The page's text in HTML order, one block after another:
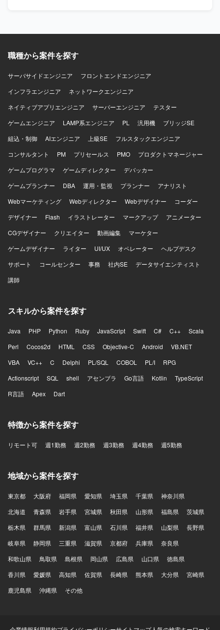
したソースコード管理を行い、Dockerによるコンテナ化さ
やAI駆動開発の取り組みも行っており、これらの技術要素
を取り入れた開発スタイルとなります。
魅力】 既存システムのエンハンス開発を通じて、設計から
開発との協業を通じてコミュニケーション力やマネジメン
ト力も磨いていただけます。生成AIの業務活用にも取り組
めるため、最新技術の活用経験を積むことができます。
【開発環境】 Javaを用いたWebアプリケーション開発環境
となっております。ApacheおよびRDBを利用したシステム
でいただけます。
職種から案件を探す
サーバサイドエンジニア
フロントエンドエンジニア
インフラエンジニア
ネットワークエンジニア
ネイティブアプリエンジニア
サーバーエンジニア
テスター
ゲームエンジニア
LAMP系エンジニア PL 汎用機
ブリッジSE
組込・制御
AIエンジニア 上級SE
フルスタックエンジニア
コンサルタント
PM プリセールス PMO
プロダクトマネージャー
ゲームプログラマ
ゲームディレクター
デバッカー
ゲームプランナー
DBA 運用・監視 プランナー
アナリスト
Webマーケティング
Webディレクター Webデザイナー
コーダー
デザイナー
Flash イラストレーター マークアップ
アニメーター
CGデザイナー
クリエイター 動画編集
マーケター
ゲームデザイナー
ライター UI/UX オペレーター
ヘルプデスク
サポート
コールセンター 事務 社内SE
データサイエンティスト
講師
スキルから案件を探す
Java PHP Python Ruby JavaScript Swift C# C++
Scala
Perl
Cocos2d HTML CSS Objective-C Android
VB.NET
VBA
VC++ C Delphi PL/SQL COBOL PL/I
RPG
Actionscript
SQL shell アセンブラ Go言語 Kotlin
TypeScript
R言語
Apex Dart
特徴から案件を探す
リモート可 週1勤務 週2勤務 週3勤務 週4勤務 週5勤務
地域から案件を探す
東京都 大阪府 福岡県 愛知県 埼玉県 千葉県
神奈川県
北海道
青森県 岩手県 宮城県 秋田県 山形県 福島県
茨城県
栃木県
群馬県 新潟県 富山県 石川県 福井県 山梨県
長野県
岐阜県
静岡県 三重県 滋賀県 京都府 兵庫県
奈良県
和歌山県
鳥取県 島根県 岡山県 広島県 山口県
徳島県
香川県
愛媛県 高知県 佐賀県 長崎県 熊本県 大分県
宮崎県
鹿児島県
沖縄県 その他